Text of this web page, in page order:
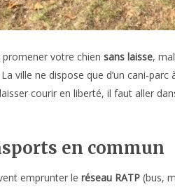
votre chien sans laisse,
ville ne dispose que d’un cani-
courir en liberté, il faut aller
en commun
emprunter le réseau RATP (bus,